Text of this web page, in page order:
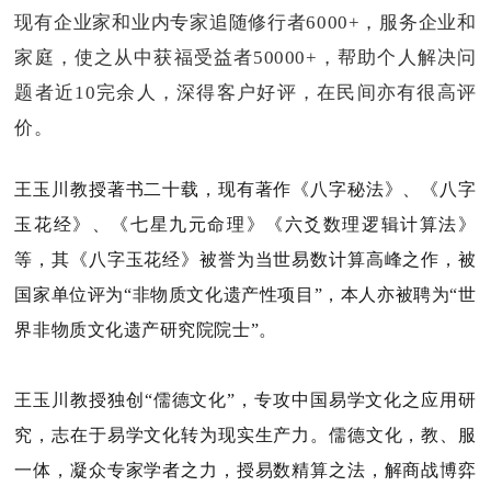
现有企业家和业内专家追随修行者6000+，服务企业和
家庭，使之从中获福受益者50000+，帮助个人解决问
题者近10完余人，深得客户好评，在民间亦有很高评
价。
王玉川教授著书二十载，现有著作《八字秘法》、《 八字
玉花经》、《七星九元命理》《六爻数理逻辑计算法》
等，其《八字玉花经》被誉为当世易数计算高峰之作，被
国家单位评为“非物质文化遗产性项目”，本人亦被聘为“世
界非物质文化遗产研究院院士”。
王玉川教授独创“儒德文化”，专攻中国易学文化之应用研
究，志在于易学文化转为现实生产力。儒德文化，教、服
一体，凝众专家学者之力，授易数精算之法，解商战博弈